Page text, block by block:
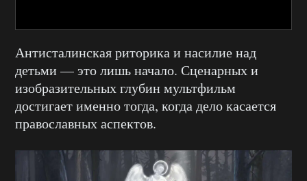
Антисталинская риторика и насилие над
детьми — это лишь начало. Сценарных и
изобразительных глубин мультфильм
достигает именно тогда, когда дело касается
православных аспектов.